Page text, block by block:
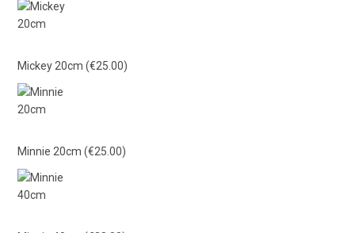
Mickey 20cm (€25.00)
Minnie 20cm (€25.00)